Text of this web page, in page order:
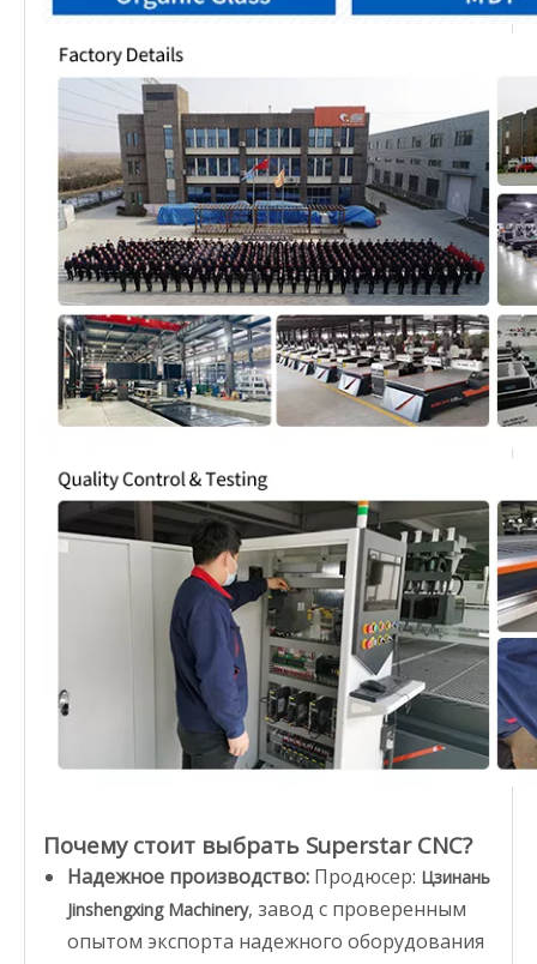
Почему стоит выбрать Superstar CNC?
Надежное производство: Продюсер: Цзинань
Jinshengxing Machinery, завод с проверенным
опытом экспорта надежного оборудования